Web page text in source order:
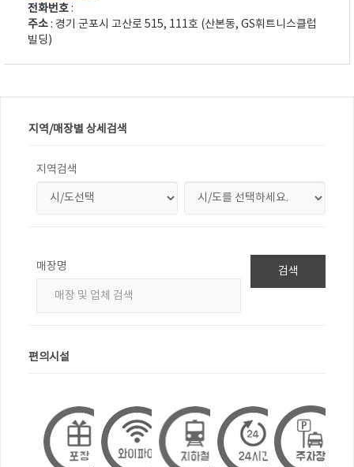
전화번호:
주소: 경기 군포시 고산로 515, 111호 (산본동, GS휘트니스클럽
빌딩)
지역/매장별 상세검색
지역검색
매장명 검색
편의시설